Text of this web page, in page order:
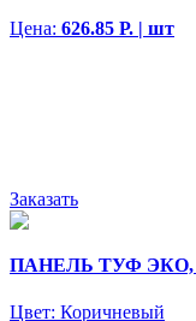
Цена: 626.85 Р. | шт
Заказать
ПАНЕЛЬ ТУФ
Цвет: Коричневый